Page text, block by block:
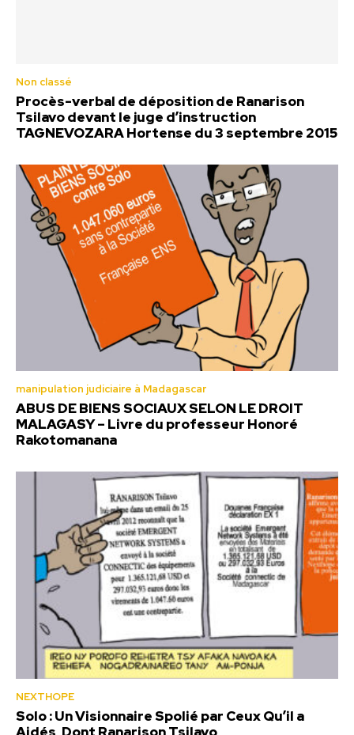
Non classé
Procès-verbal de déposition de Ranarison
Tsilavo devant le juge d’instruction
TAGNEVOZARA Hortense du 3 septembre 2015
manipulation judiciaire à Madagascar
ABUS DE BIENS SOCIAUX SELON LE DROIT
MALAGASY – Livre du professeur Honoré
Rakotomanana
NEXTHOPE
Solo : Un Visionnaire Spolié par Ceux Qu’il a
Aidés, Dont Ranarison Tsilavo